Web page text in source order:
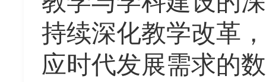
持续深化教学改革
应时代发展需求的